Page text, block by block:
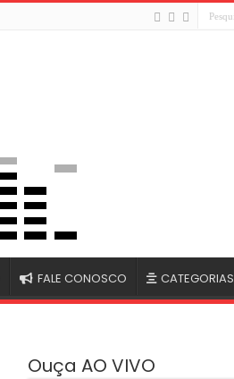
FALE CONOSCO CATEGORIAS
Ouça AO VIVO